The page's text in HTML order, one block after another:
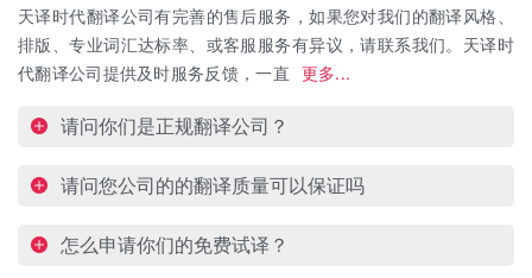
天译时代翻译公司有完善的售后服务，如果您对我们的翻译风格、
排版、专业词汇达标率、或客服服务有异议，请联系我们。天译时
代翻译公司提供及时服务反馈，一直
更多...
请问你们是正规翻译公司？
请问您公司的的翻译质量可以保证吗
怎么申请你们的免费试译？